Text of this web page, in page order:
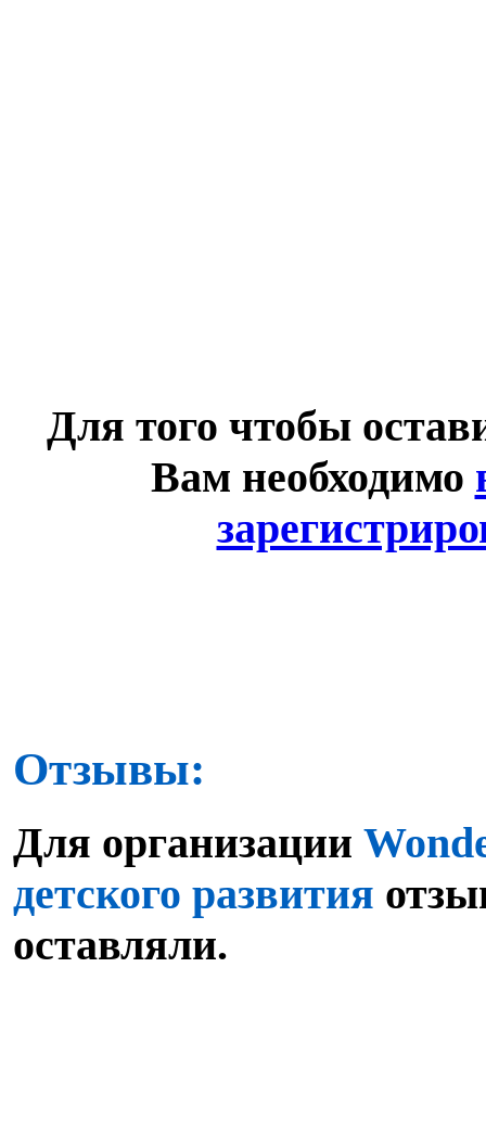
Для того чтобы
Вам необходимо
Отзывы:
Для организации
детского развития
оставляли.